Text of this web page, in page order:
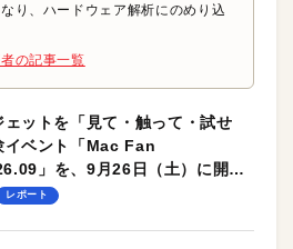
り、ハードウェア解析にのめり込
の記事一覧
ェットを「見て・触って・試せ
イベント「Mac Fan
」を、9月26日（土）に開催
レポート